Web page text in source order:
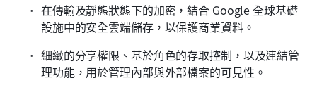
在傳輸及靜態狀態下的加密，結合 Google 全球基礎
設施中的安全雲端儲存，以保護商業資料。
細緻的分享權限、基於角色的存取控制，以及連結管
理功能，用於管理內部與外部檔案的可見性。